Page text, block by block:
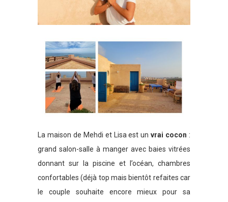
La maison de Mehdi et Lisa est unvrai cocon :
grand salon-salle à manger avec baies vitrées
donnant sur la piscine et l’océan, chambres
confortables (déjà top mais bientôt refaites car
le couple souhaite encore mieux pour sa